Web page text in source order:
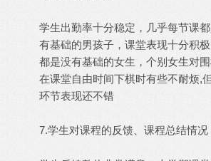
学生出勤率十分稳定，几乎每节课
有基础的男孩子，课堂表现十分积
都是没有基础的女生，个别女生对
在课堂自由时间下棋时有些不耐烦,
环节表现还不错
7.学生对课程的反馈、课程总结情况